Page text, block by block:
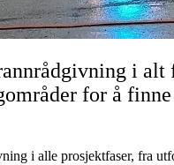
i alt
for å
i alle prosjektfaser, fra